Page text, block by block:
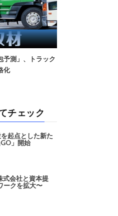
予測」、トラック
化
チェック
起点とした新た
」開始
会社と資本提
ークを拡大〜